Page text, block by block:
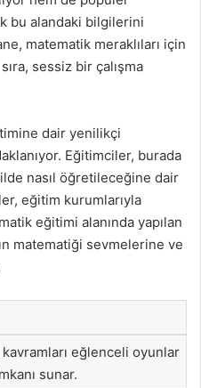
bu alandaki bilgilerini
matematik meraklıları için
sessiz bir çalışma
dair yenilikçi
Eğitimciler, burada
nasıl öğretileceğine dair
eğitim kurumlarıyla
eğitimi alanında yapılan
matematiği sevmelerine ve
eğlenceli oyunlar
sunar.